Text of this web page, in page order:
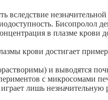
вследствие
Бисопролол
в плазме крови
крови достигает
и выводятся
с микросомами
лишь незначительную